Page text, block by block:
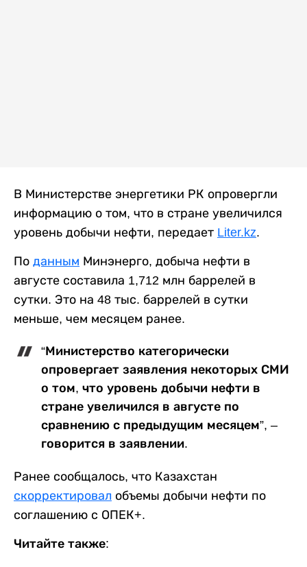
В Министерстве энергетики РК опровергли
информацию о том, что в стране увеличился
уровень добычи нефти, передает Liter.kz.
По данным Минэнерго, добыча нефти в
августе составила 1,712 млн баррелей в
сутки. Это на 48 тыс. баррелей в сутки
меньше, чем месяцем ранее.
“Министерство категорически
опровергает заявления некоторых СМИ
о том, что уровень добычи нефти в
стране увеличился в августе по
сравнению с предыдущим месяцем”, –
говорится в заявлении.
Ранее сообщалось, что Казахстан
скорректировал объемы добычи нефти по
соглашению с ОПЕК+.
Читайте также: